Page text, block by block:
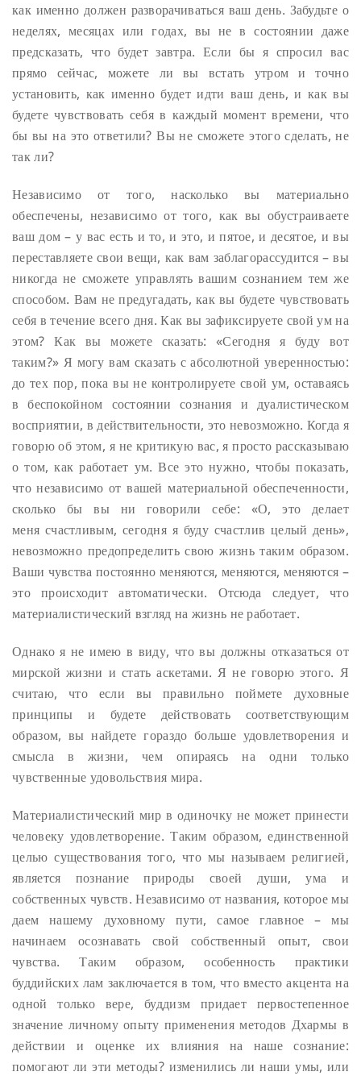
как именно должен разворачиваться ваш день. Забудьте о
неделях, месяцах или годах, вы не в состоянии даже
предсказать, что будет завтра. Если бы я спросил вас
прямо сейчас, можете ли вы встать утром и точно
установить, как именно будет идти ваш день, и как вы
будете чувствовать себя в каждый момент времени, что
бы вы на это ответили? Вы не сможете этого сделать, не
так ли?
Независимо от того, насколько вы материально
обеспечены, независимо от того, как вы обустраиваете
ваш дом – у вас есть и то, и это, и пятое, и десятое, и вы
переставляете свои вещи, как вам заблагорассудится – вы
никогда не сможете управлять вашим сознанием тем же
способом. Вам не предугадать, как вы будете чувствовать
себя в течение всего дня. Как вы зафиксируете свой ум на
этом? Как вы можете сказать: «Сегодня я буду вот
таким?» Я могу вам сказать с абсолютной уверенностью:
до тех пор, пока вы не контролируете свой ум, оставаясь
в беспокойном состоянии сознания и дуалистическом
восприятии, в действительности, это невозможно. Когда я
говорю об этом, я не критикую вас, я просто рассказываю
о том, как работает ум. Все это нужно, чтобы показать,
что независимо от вашей материальной обеспеченности,
сколько бы вы ни говорили себе: «О, это делает
меня счастливым, сегодня я буду счастлив целый день»,
невозможно предопределить свою жизнь таким образом.
Ваши чувства постоянно меняются, меняются, меняются –
это происходит автоматически. Отсюда следует, что
материалистический взгляд на жизнь не работает.
Однако я не имею в виду, что вы должны отказаться от
мирской жизни и стать аскетами. Я не говорю этого. Я
считаю, что если вы правильно поймете духовные
принципы и будете действовать соответствующим
образом, вы найдете гораздо больше удовлетворения и
смысла в жизни, чем опираясь на одни только
чувственные удовольствия мира.
Материалистический мир в одиночку не может принести
человеку удовлетворение. Таким образом, единственной
целью существования того, что мы называем религией,
является познание природы своей души, ума и
собственных чувств. Независимо от названия, которое мы
даем нашему духовному пути, самое главное – мы
начинаем осознавать свой собственный опыт, свои
чувства. Таким образом, особенность практики
буддийских лам заключается в том, что вместо акцента на
одной только вере, буддизм придает первостепенное
значение личному опыту применения методов Дхармы в
действии и оценке их влияния на наше сознание:
помогают ли эти методы? изменились ли наши умы, или